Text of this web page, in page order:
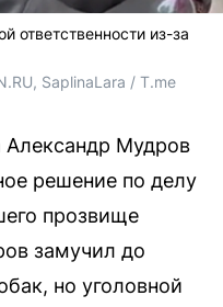
ответственности из-за
SaplinaLara / T.me
Александр Мудров
решение по делу
прозвище
замучил до
но уголовной